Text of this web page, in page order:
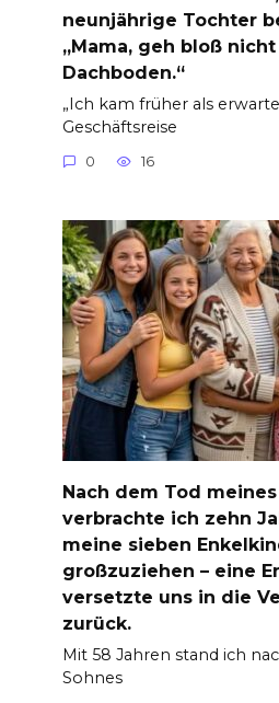
neunjährige Tochter
„Mama, geh bloß
Dachboden.“
„Ich kam früher als
Geschäftsreise
0 16
Nach dem Tod
verbrachte ich zehn
meine sieben
großzuziehen – eine
versetzte uns in die
zurück.
Mit 58 Jahren stand ich
Sohnes